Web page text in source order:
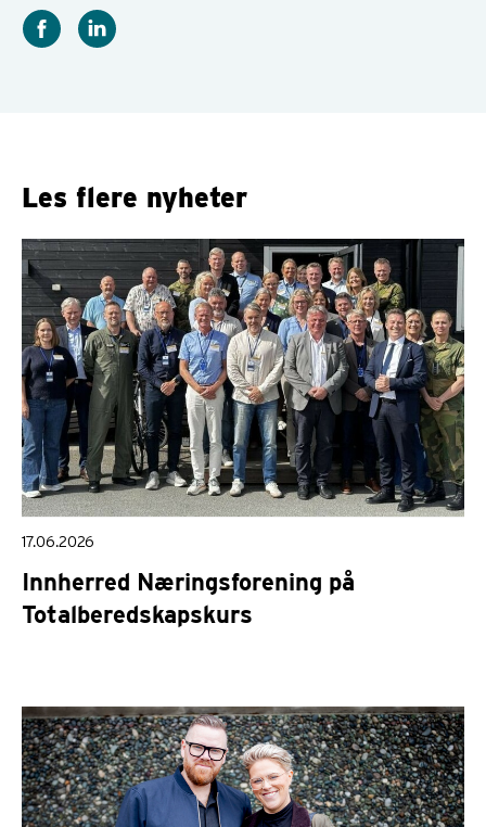
Les flere nyheter
17.06.2026
Innherred Næringsforening på
Totalberedskapskurs